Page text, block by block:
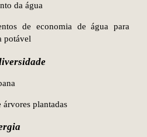
da água
de economia de água para
potável
árvores plantadas